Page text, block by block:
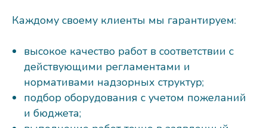
Каждому своему клиенты мы гарантируем:
высокое качество работ в соответствии с
действующими регламентами и
нормативами надзорных структур;
подбор оборудования с учетом пожеланий
и бюджета;